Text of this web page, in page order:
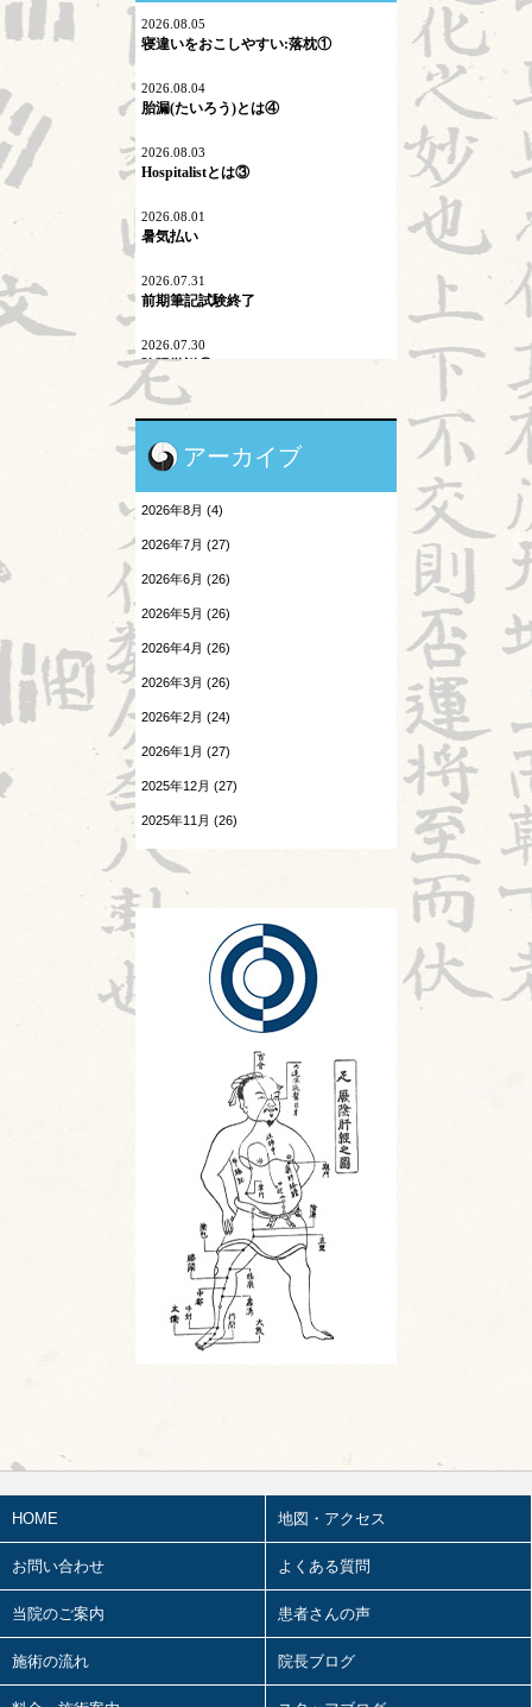
ネットワーク
マイコプラズマ肺炎
内因
不内外因
二十四節気
刺激量
医学史
地震酔い
小児と鍼灸
森のようちえん
温病
熱と治療
痺証
鍼灸教育について
2026.08.05
寝違いをおこしやすい:落枕①
2026.08.04
胎漏(たいろう)とは④
2026.08.03
Hospitalistとは③
2026.08.01
暑気払い
2026.07.31
前期筆記試験終了
2026.07.30
陰陽学説⑨
2026.07.29
2026.07.28
胎漏(たいろう)とは③
2026.07.27
酷暑
感覚の変化
陰陽学説⑧
2026.07.22
頭が痛い②
2026.07.21
胎漏(たいろう)とは②
Hospitalistとは①
2026.07.15
頭が痛い①
2026.07.14
胎漏(たいろう)とは①
2026.07.13
鍼治療の臨床試験における標準化と柔
軟性を両立させるマニュアル⑬
陰陽学説⑥
妊娠心腹脹満(にんしんしんぷくちょう
アーカイブ
2026年8月 (4)
2026年7月 (27)
2026年6月 (26)
2026年5月 (26)
2026年4月 (26)
2026年3月 (26)
2026年2月 (24)
2026年1月 (27)
2025年12月 (27)
2025年11月 (26)
2025年10月 (26)
2025年9月 (25)
HOME 地図・アクセス
お問い合わせ よくある質問
当院のご案内 患者さんの声
施術の流れ 院長ブログ